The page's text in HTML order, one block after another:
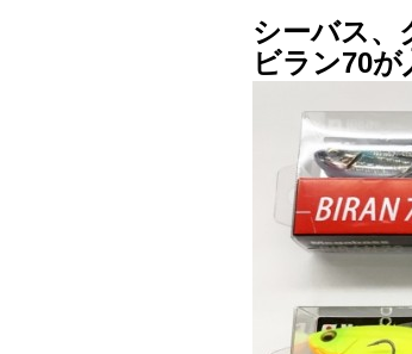
シーバス
ビラン70が